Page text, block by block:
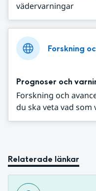
vädervarningar
Forskning
Prognoser och
Forskning och
du ska veta vad som
Relaterade länkar